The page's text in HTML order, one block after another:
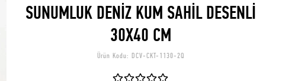
SUNUMLUK DENİZ KUM SAHİL DESENLİ
30X40 CM
Ürün Kodu: DCV-CKT-1130-2Q